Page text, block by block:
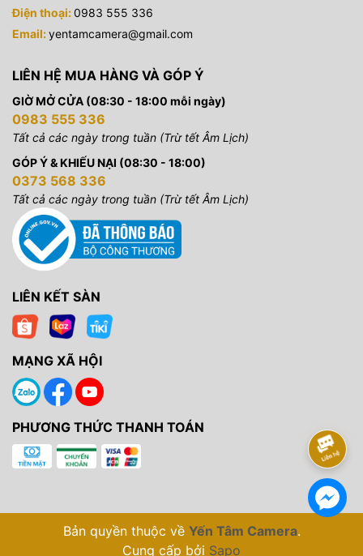
Điện thoại:0983 555 336
Email:yentamcamera@gmail.com
LIÊN HỆ MUA HÀNG VÀ GÓP Ý
GIỜ MỞ CỬA (08:30 - 18:00 mỗi ngày)
0983 555 336
Tất cả các ngày trong tuần (Trừ tết Âm Lịch)
GÓP Ý & KHIẾU NẠI (08:30 - 18:00)
0373 568 336
Tất cả các ngày trong tuần (Trừ tết Âm Lịch)
LIÊN KẾT SÀN
MẠNG XÃ HỘI
PHƯƠNG THỨC THANH TOÁN
Bản quyền thuộc về Yến Tâm Camera.
Cung cấp bởi Sapo